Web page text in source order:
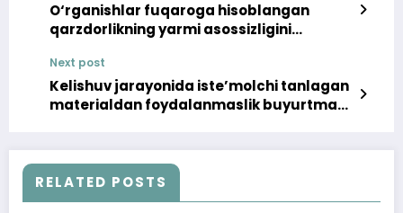
O‘rganishlar fuqaroga hisoblangan
qarzdorlikning yarmi asossizligini
Next post
Kelishuv jarayonida iste’molchi tanlagan
materialdan foydalanmaslik buyurtmani
RELATED POSTS